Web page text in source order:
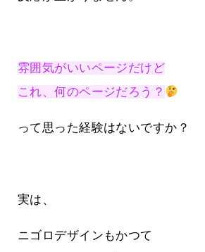
雰囲気がいいページだけど
これ、何のページだろう？
って思った経験はないですか？
実は、
ニゴロデザインもかつて